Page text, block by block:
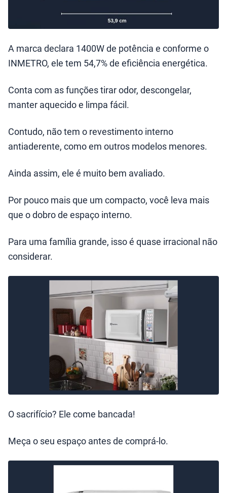
A marca declara 1400W de potência e conforme o
INMETRO, ele tem 54,7% de eficiência energética.
Conta com as funções tirar odor, descongelar,
manter aquecido e limpa fácil.
Contudo, não tem o revestimento interno
antiaderente, como em outros modelos menores.
Ainda assim, ele é muito bem avaliado.
Por pouco mais que um compacto, você leva mais
que o dobro de espaço interno.
Para uma família grande, isso é quase irracional não
considerar.
O sacrifício? Ele come bancada!
Meça o seu espaço antes de comprá-lo.